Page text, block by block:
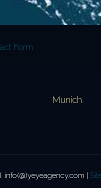
Form
Munich
info(@)yeyeagency.com |